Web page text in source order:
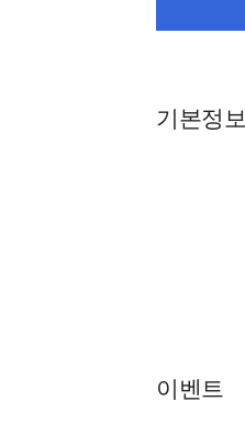
기본정보
이벤트